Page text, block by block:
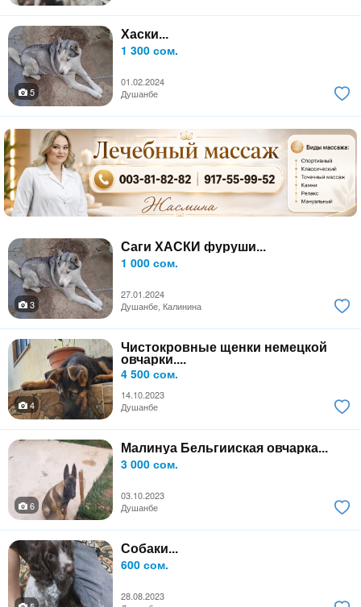
Хаски...
1 300 сом.
01.02.2024
5
Душанбе
Саги ХАСКИ фуруши...
1 000 сом.
27.01.2024
3
Душанбе, Калинина
Чистокровные щенки немецкой
овчарки....
4 500 сом.
14.10.2023
4
Душанбе
Малинуа Бельгииская овчарка...
3 000 сом.
03.10.2023
6
Душанбе
Собаки...
600 сом.
28.08.2023